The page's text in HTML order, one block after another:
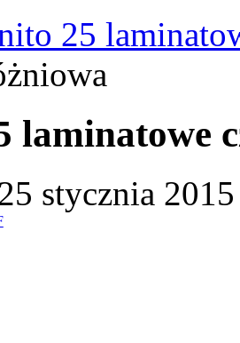
25
laminatowe
stycznia